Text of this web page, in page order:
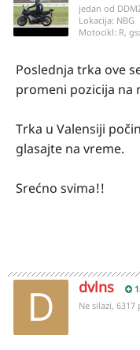
jedan od
Lokacija: NBG
Motocikl: R,
Poslednja trka ove
promeni pozicija na
Trka u Valensiji
glasajte na vreme.
Srećno svima!!
dvlns
Ne silazi, 6317